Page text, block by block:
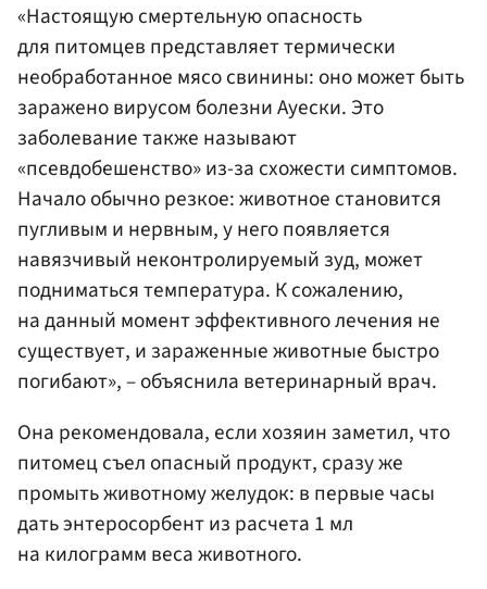
«Настоящую смертельную опасность
для питомцев представляет термически
необработанное мясо свинины: оно может быть
заражено вирусом болезни Ауески. Это
заболевание также называют
«псевдобешенство» из-за схожести симптомов.
Начало обычно резкое: животное становится
пугливым и нервным, у него появляется
навязчивый неконтролируемый зуд, может
подниматься температура. К сожалению,
на данный момент эффективного лечения не
существует, и зараженные животные быстро
погибают», – объяснила ветеринарный врач.
Она рекомендовала, если хозяин заметил, что
питомец съел опасный продукт, сразу же
промыть животному желудок: в первые часы
дать энтеросорбент из расчета 1 мл
на килограмм веса животного.